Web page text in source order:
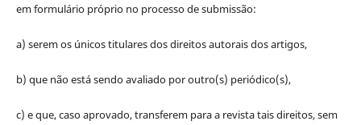
em formulário próprio no processo de submissão:
a) serem os únicos titulares dos direitos autorais dos artigos,
b) que não está sendo avaliado por outro(s) periódico(s),
c) e que, caso aprovado, transferem para a revista tais direitos, sem